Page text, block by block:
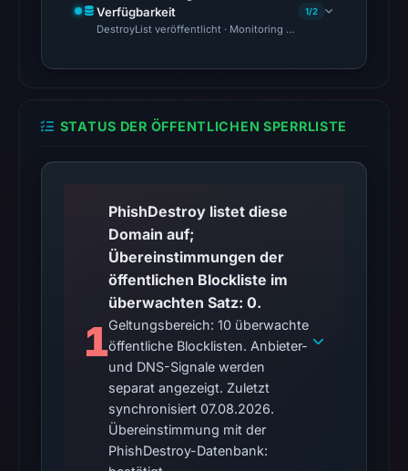
The
may
visitors
and
checks.
Other
observations:
No
external
blocklist
matches
were
recorded
in
the
Verfügbarkeit
DestroyList veröffentlicht · Monitoring Continues
1/2
STATUS DER ÖFFENTLICHEN SPERRLISTE
1
PhishDestroy listet diese
Domain auf;
Übereinstimmungen der
öffentlichen Blockliste im
überwachten Satz: 0.
Geltungsbereich: 10 überwachte
öffentliche Blocklisten. Anbieter-
und DNS-Signale werden
separat angezeigt. Zuletzt
synchronisiert 07.08.2026.
Übereinstimmung mit der
PhishDestroy-Datenbank: